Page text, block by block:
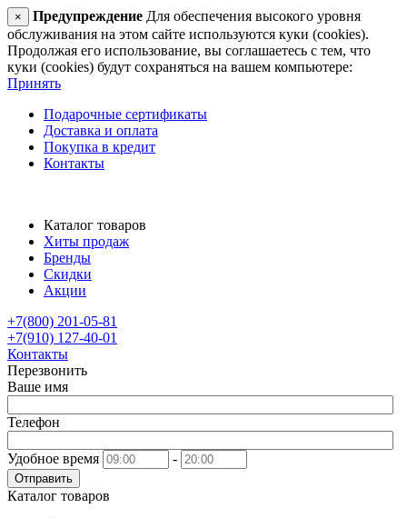
× Предупреждение Для обеспечения высокого уровня
обслуживания на этом сайте используются куки (cookies).
Продолжая его использование, вы соглашаетесь с тем, что
куки (cookies) будут сохраняться на вашем компьютере:
Принять
Подарочные сертификаты
Доставка и оплата
Покупка в кредит
Контакты
Каталог товаров
Хиты продаж
Бренды
Скидки
Акции
+7(800) 201-05-81
+7(910) 127-40-01
Контакты
Перезвонить
Ваше имя
Телефон
Удобное время -
Отправить
Каталог товаров